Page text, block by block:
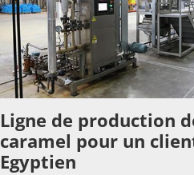
Ligne de production
caramel pour un
Egyptien